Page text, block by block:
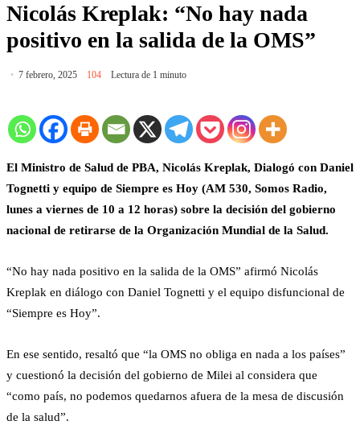
Nicolás Kreplak: ​“No hay nada
positivo en la salida de la OMS”
7 febrero, 2025 104 Lectura de 1 minuto
El Ministro de Salud de PBA, Nicolás Kreplak, Dialogó con Daniel
Tognetti y equipo de Siempre es Hoy (AM 530, Somos Radio,
lunes a viernes de 10 a 12 horas) sobre la decisión del gobierno
nacional de retirarse de la Organización Mundial de la Salud.
“No hay nada positivo en la salida de la OMS” afirmó Nicolás
Kreplak en diálogo con Daniel Tognetti y el equipo disfuncional de
“Siempre es Hoy”.
En ese sentido, resaltó que “la OMS no obliga en nada a los países”
y cuestionó la decisión del gobierno de Milei al considera que
“como país, no podemos quedarnos afuera de la mesa de discusión
de la salud”.